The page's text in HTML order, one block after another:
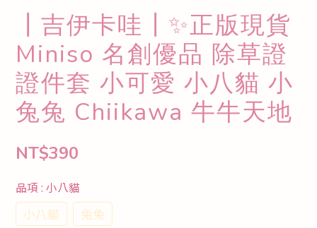
┃吉伊卡哇┃✨正版現貨
Miniso 名創優品 除草證
證件套 小可愛 小八貓 小
兔兔 Chiikawa 牛牛天地
NT$390
品項 : 小八貓
小八貓 兔兔